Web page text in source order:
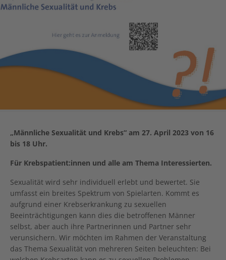
„Männliche Sexualität und Krebs“ am 27. April 2023 von 16
bis 18 Uhr.
Für Krebspatient:innen und alle am Thema Interessierten.
Sexualität wird sehr individuell erlebt und bewertet. Sie
umfasst ein breites Spektrum von Spielarten. Kommt es
aufgrund einer Krebserkrankung zu sexuellen
Beeinträchtigungen kann dies die betroffenen Männer
selbst, aber auch ihre Partnerinnen und Partner sehr
verunsichern. Wir möchten im Rahmen der Veranstaltung
das Thema Sexualität von mehreren Seiten beleuchten: Bei